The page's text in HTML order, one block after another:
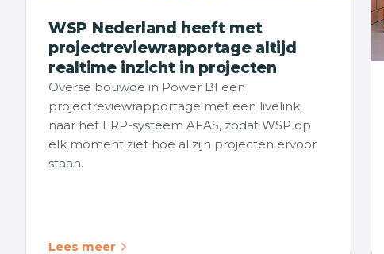
WSP Nederland heeft met
projectreviewrapportage altijd
realtime inzicht in projecten
Overse bouwde in Power BI een
projectreviewrapportage met een livelink
naar het ERP-systeem AFAS, zodat WSP op
elk moment ziet hoe al zijn projecten ervoor
staan.
Lees meer